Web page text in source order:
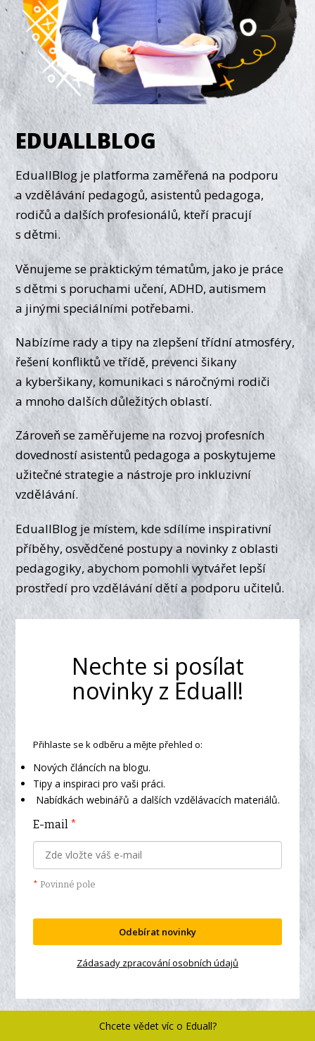
EDUALLBLOG
EduallBlog je platforma zaměřená na podporu
a vzdělávání pedagogů, asistentů pedagoga,
rodičů a dalších profesionálů, kteří pracují
s dětmi.
Věnujeme se praktickým tématům, jako je práce
s dětmi s poruchami učení, ADHD, autismem
a jinými speciálními potřebami.
Nabízíme rady a tipy na zlepšení třídní atmosféry,
řešení konfliktů ve třídě, prevenci šikany
a kyberšikany, komunikaci s náročnými rodiči
a mnoho dalších důležitých oblastí.
Zároveň se zaměřujeme na rozvoj profesních
dovedností asistentů pedagoga a poskytujeme
užitečné strategie a nástroje pro inkluzivní
vzdělávání.
EduallBlog je místem, kde sdílíme inspirativní
příběhy, osvědčené postupy a novinky z oblasti
pedagogiky, abychom pomohli vytvářet lepší
prostředí pro vzdělávání dětí a podporu učitelů.
Nechte si posílat
novinky z Eduall!
Přihlaste se k odběru a mějte přehled o:
Nových článcích na blogu.
Tipy a inspiraci pro vaši práci.
Nabídkách webinářů a dalších vzdělávacích materiálů.
E-mail *
* Povinné pole
Odebírat novinky
Zádasady zpracování osobních údajů
Chcete vědet víc o Eduall?